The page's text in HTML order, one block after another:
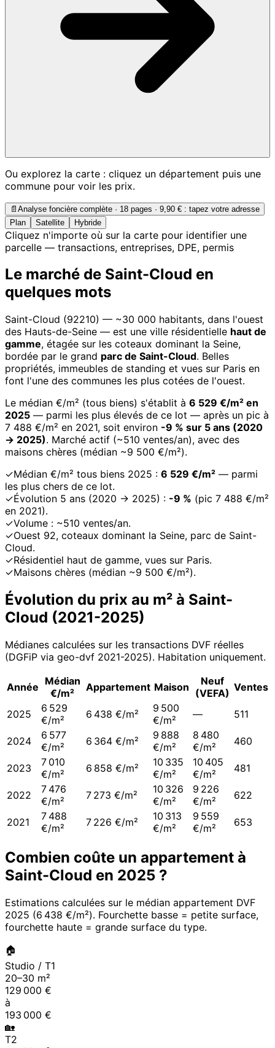
Ou explorez la carte : cliquez un département puis une
commune pour voir les prix.
📄 Analyse foncière complète · 18 pages · 9,90 € : tapez votre adresse
Plan
Satellite Hybride
Cliquez n'importe où sur la carte pour identifier une
parcelle — transactions, entreprises, DPE, permis
Le marché de Saint-Cloud en
quelques mots
Saint-Cloud (92210) — ~30 000 habitants, dans l'ouest
des Hauts-de-Seine — est une ville résidentielle haut de
gamme, étagée sur les coteaux dominant la Seine,
bordée par le grand parc de Saint-Cloud. Belles
propriétés, immeubles de standing et vues sur Paris en
font l'une des communes les plus cotées de l'ouest.
Le médian €/m² (tous biens) s'établit à 6 529 €/m² en
2025 — parmi les plus élevés de ce lot — après un pic à
7 488 €/m² en 2021, soit environ -9 % sur 5 ans (2020
→ 2025). Marché actif (~510 ventes/an), avec des
maisons chères (médian ~9 500 €/m²).
✓Médian €/m² tous biens 2025 : 6 529 €/m² — parmi
les plus chers de ce lot.
✓Évolution 5 ans (2020 → 2025) : -9 % (pic 7 488 €/m²
en 2021).
✓Volume : ~510 ventes/an.
✓Ouest 92, coteaux dominant la Seine, parc de Saint-
Cloud.
✓Résidentiel haut de gamme, vues sur Paris.
✓Maisons chères (médian ~9 500 €/m²).
Évolution du prix au m² à Saint-
Cloud (2021-2025)
Médianes calculées sur les transactions DVF réelles
(DGFiP via geo-dvf 2021-2025). Habitation uniquement.
Année Médian
€/m²
Appartement Maison
Neuf
(VEFA) Ventes
2025
6 529
€/m²
6 438 €/m²
9 500
€/m²
— 511
2024
6 577
€/m²
6 364 €/m²
9 888
€/m²
8 480
€/m²
460
2023
7 010
€/m²
6 858 €/m²
10 335
€/m²
10 405
€/m²
481
2022
7 476
€/m²
7 273 €/m²
10 326
€/m²
9 226
€/m²
622
2021
7 488
€/m²
7 226 €/m²
10 313
€/m²
9 559
€/m²
653
Combien coûte un appartement à
Saint-Cloud en 2025 ?
Estimations calculées sur le médian appartement DVF
2025 (6 438 €/m²). Fourchette basse = petite surface,
fourchette haute = grande surface du type.
🏠
Studio / T1
20–30 m²
129 000 €
à
193 000 €
🏡
T2